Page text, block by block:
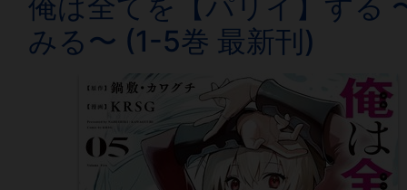
みる〜 (1-5巻 最新刊)